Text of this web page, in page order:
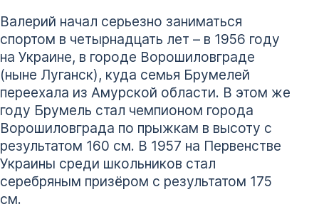
Валерий начал серьезно заниматься
спортом в четырнадцать лет – в 1956 году
на Украине, в городе Ворошиловграде
(ныне Луганск), куда семья Брумелей
переехала из Амурской области. В этом же
году Брумель стал чемпионом города
Ворошиловграда по прыжкам в высоту с
результатом 160 см. В 1957 на Первенстве
Украины среди школьников стал
серебряным призёром с результатом 175
см.